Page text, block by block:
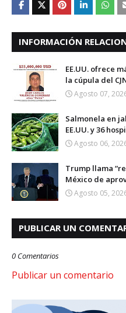
INFORMACIÓN
EE.UU. ofrece
la cúpula del
Agosto 07,
Salmonela en
EE.UU. y 36
Agosto 06,
Trump llama
México de
Agosto 05,
PUBLICAR UN
0 Comentarios
Publicar un comentario